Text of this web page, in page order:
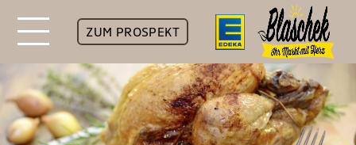
ZUM PROSPEKT